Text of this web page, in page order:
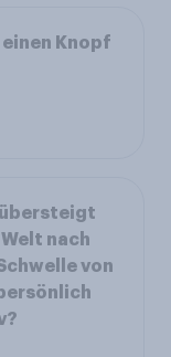
einen Knopf
übersteigt
nach
von